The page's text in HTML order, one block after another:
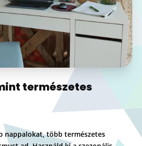
természetes
nappalokat, több természetes